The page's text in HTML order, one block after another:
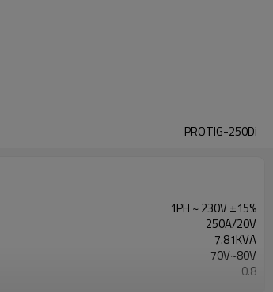
PROTIG-250Di
1PH ~ 230V ±15%
250A/20V
7.81KVA
70V~80V
0.8